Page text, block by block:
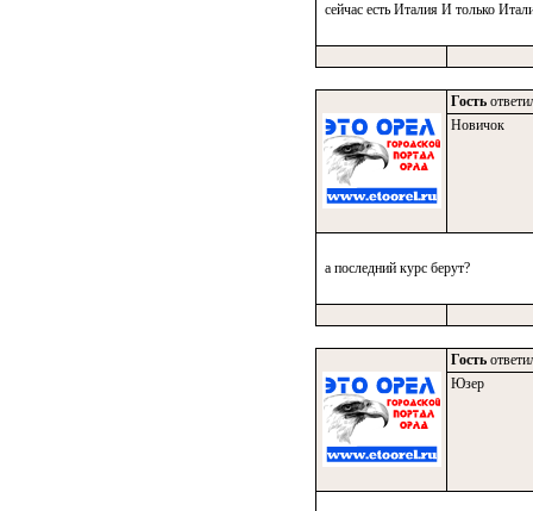
сейчас есть Италия И только
Гость
Новичок
а последний курс берут?
Гость
Юзер